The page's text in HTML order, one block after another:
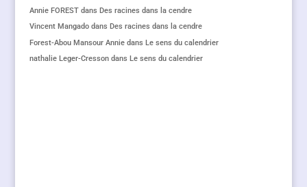
Annie FORESTdans Des racines dans la cendre
Vincent Mangadodans Des racines dans la cendre
Forest-Abou Mansour Anniedans Le sens du calendrier
nathalie Leger-Cressondans Le sens du calendrier